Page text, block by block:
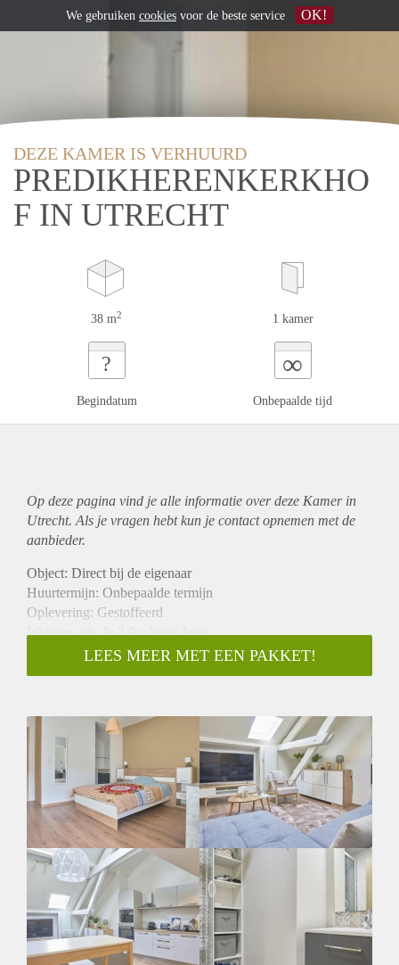
DEZE KAMER IS VERHUURD
PREDIKHERENKERKHO
F IN UTRECHT
38 m2 1 kamer
?
Begindatum
∞
Onbepaalde tijd
Op deze pagina vind je alle informatie over deze Kamer in
Utrecht. Als je vragen hebt kun je contact opnemen met de
aanbieder.
Object: Direct bij de eigenaar
Huurtermijn: Onbepaalde termijn
Oplevering: Gestoffeerd
Inkomen eis: Ja 3,0 x bruto huur
Garantiestelling mogelijk: Ja
Borg: 1 maand
Gedeelde keuken: Nee
Gedeelde Douche: Nee
Gedeelde woonkamer: Nee
Huisgenoten: Nee
Geslacht huisgenoten: N.v.t.
LEES MEER MET EEN PAKKET!
We gebruiken cookies voor de beste service OK!